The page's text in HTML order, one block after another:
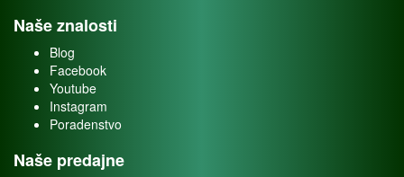
Naše znalosti
Blog
Facebook
Youtube
Instagram
Poradenstvo
Naše predajne